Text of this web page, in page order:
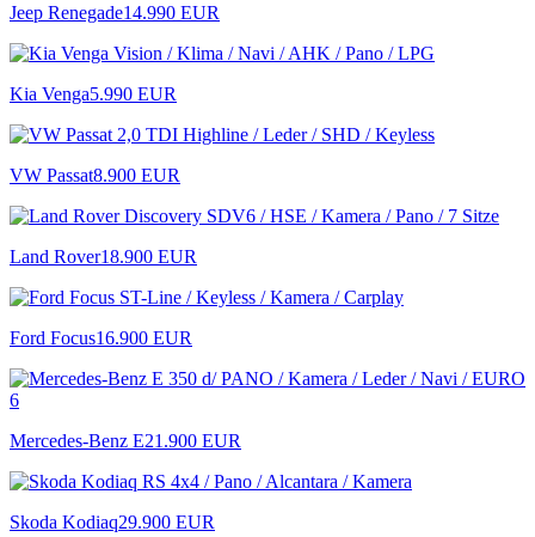
Jeep Renegade14.990 EUR
Kia Venga5.990 EUR
VW Passat8.900 EUR
Land Rover18.900 EUR
Ford Focus16.900 EUR
Mercedes-Benz E21.900 EUR
Skoda Kodiaq29.900 EUR